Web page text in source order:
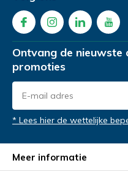
Ontvang de nieuwste
promoties
* Lees hier de wettelijke
Meer informatie
Gewenste datum voor
Opmerkingen
Gewenste datum voor
Opmerkingen